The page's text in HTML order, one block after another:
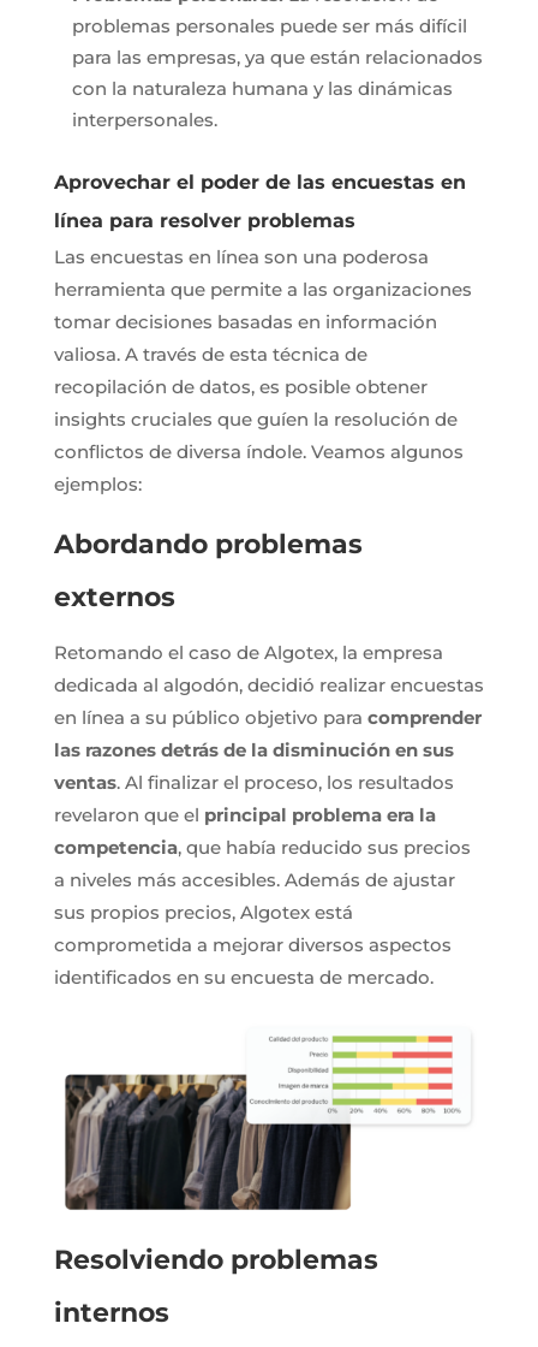
problemas personales puede ser más difícil
para las empresas, ya que están relacionados
con la naturaleza humana y las dinámicas
interpersonales.
Aprovechar el poder de las encuestas en
línea para resolver problemas
Las encuestas en línea son una poderosa
herramienta que permite a las organizaciones
tomar decisiones basadas en información
valiosa. A través de esta técnica de
recopilación de datos, es posible obtener
insights cruciales que guíen la resolución de
conflictos de diversa índole. Veamos algunos
ejemplos:
Abordando problemas
externos
Retomando el caso de Algotex, la empresa
dedicada al algodón, decidió realizar encuestas
en línea a su público objetivo para comprender
las razones detrás de la disminución en sus
ventas. Al finalizar el proceso, los resultados
revelaron que el principal problema era la
competencia, que había reducido sus precios
a niveles más accesibles. Además de ajustar
sus propios precios, Algotex está
comprometida a mejorar diversos aspectos
identificados en su encuesta de mercado.
Resolviendo problemas
internos